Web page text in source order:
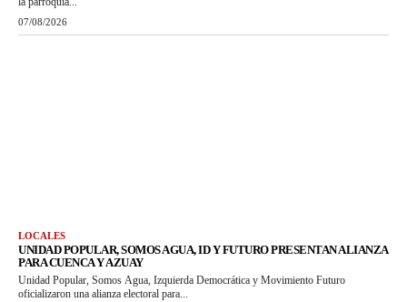
07/08/2026
LOCALES
UNIDAD POPULAR, SOMOS AGUA, ID Y FUTURO PRESENTAN ALIANZA
PARA CUENCA Y AZUAY
Unidad Popular, Somos Agua, Izquierda Democrática y Movimiento Futuro
oficializaron una alianza electoral para...